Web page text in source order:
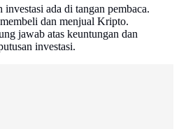
investasi ada di tangan pembaca.
dan menjual Kripto.
jawab atas keuntungan dan
investasi.